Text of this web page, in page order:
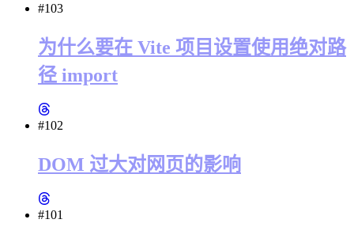
#103
为什么要在 Vite 项目设置使用绝对路
径 import
#102
DOM 过大对网页的影响
#101